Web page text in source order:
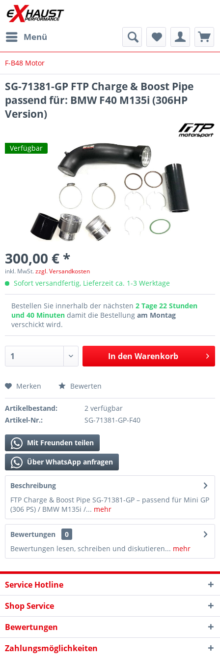
Menü
F-B48 Motor
SG-71381-GP FTP Charge & Boost Pipe
passend für: BMW F40 M135i (306HP
Version)
Verfügbar
300,00 € *
inkl. MwSt.zzgl. Versandkosten
Sofort versandfertig, Lieferzeit ca. 1-3 Werktage
Bestellen Sie innerhalb der nächsten 2 Tage 22 Stunden
und 40 Minuten damit die Bestellung am Montag
verschickt wird.
In den Warenkorb
Merken Bewerten
Artikelbestand:
2 verfügbar
Artikel-Nr.:
SG-71381-GP-F40
Mit Freunden teilen
Über WhatsApp anfragen
Beschreibung
FTP Charge & Boost Pipe SG-71381-GP – passend für Mini GP
(306 PS) / BMW M135i /... mehr
Bewertungen
0
Bewertungen lesen, schreiben und diskutieren... mehr
Service Hotline
Shop Service
Bewertungen
Zahlungsmöglichkeiten